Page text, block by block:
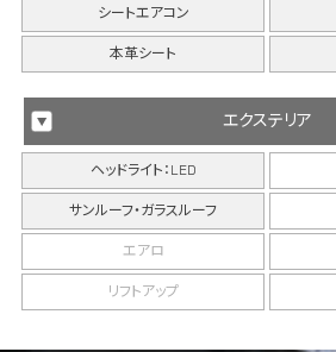
シートエアコン
本革シート
エクステリア
ヘッドライト：LED
サンルーフ・ガラスルーフ
エアロ
リフトアップ